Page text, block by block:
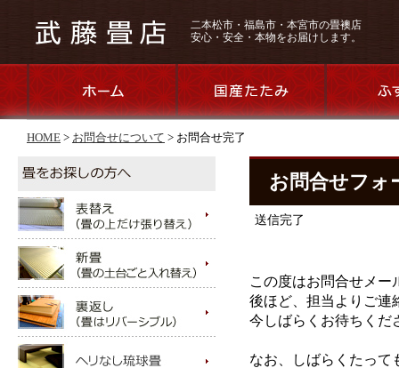
二本松市・福島市・本宮市の畳襖店
安心・安全・本物をお届けします。
HOME > お問合せについて > お問合せ完了
お問合せフォ
送信完了
この度はお問合せメー
後ほど、担当よりご連
今しばらくお待ちくだ
なお、しばらくたって